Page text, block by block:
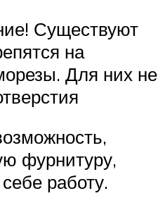
Существуют
на
Для них не
фурнитуру,
работу.